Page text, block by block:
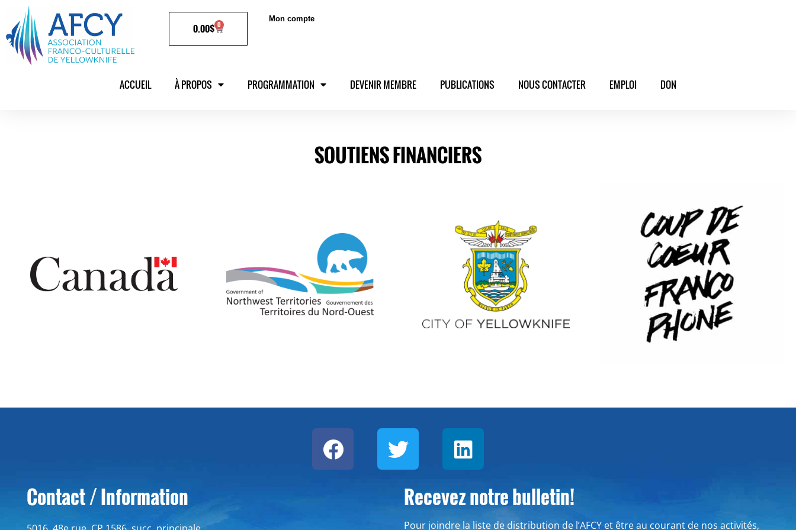
0.00$ 0
Mon compte
ACCUEIL À PROPOS PROGRAMMATION DEVENIR MEMBRE PUBLICATIONS NOUS CONTACTER EMPLOI DON
SOUTIENS FINANCIERS
Contact / Information Recevez notre bulletin!
Pour joindre la liste de distribution de l’AFCY et être au courant de nos activités,